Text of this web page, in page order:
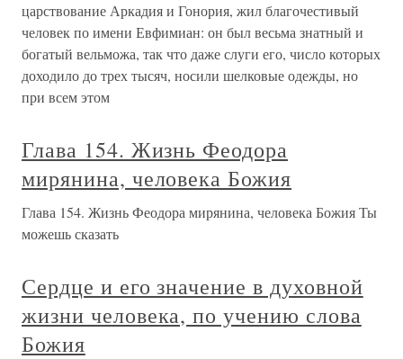
царствование Аркадия и Гонория, жил благочестивый
человек по имени Евфимиан: он был весьма знатный и
богатый вельможа, так что даже слуги его, число которых
доходило до трех тысяч, носили шелковые одежды, но
при всем этом
Глава 154. Жизнь Феодора
мирянина, человека Божия
Глава 154. Жизнь Феодора мирянина, человека Божия Ты
можешь сказать
Сердце и его значение в духовной
жизни человека, по учению слова
Божия